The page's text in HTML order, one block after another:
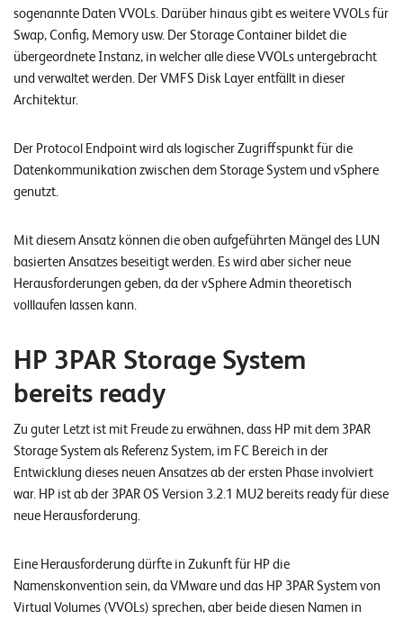
o
l
u
t
n
s
sogenannte Daten VVOLs. Darüber hinaus gibt es weitere VVOLs für
Swap, Config, Memory usw. Der Storage Container bildet die
übergeordnete Instanz, in welcher alle diese VVOLs untergebracht
und verwaltet werden. Der VMFS Disk Layer entfällt in dieser
Architektur.
Der Protocol Endpoint wird als logischer Zugriffspunkt für die
Datenkommunikation zwischen dem Storage System und vSphere
genutzt.
Mit diesem Ansatz können die oben aufgeführten Mängel des LUN
basierten Ansatzes beseitigt werden. Es wird aber sicher neue
Herausforderungen geben, da der vSphere Admin theoretisch
volllaufen lassen kann.
HP 3PAR Storage System
bereits ready
Zu guter Letzt ist mit Freude zu erwähnen, dass HP mit dem 3PAR
Storage System als Referenz System, im FC Bereich in der
Entwicklung dieses neuen Ansatzes ab der ersten Phase involviert
war. HP ist ab der 3PAR OS Version 3.2.1 MU2 bereits ready für diese
neue Herausforderung.
Eine Herausforderung dürfte in Zukunft für HP die
Namenskonvention sein, da VMware und das HP 3PAR System von
Virtual Volumes (VVOLs) sprechen, aber beide diesen Namen in